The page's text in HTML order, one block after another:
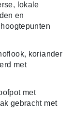
lokale
en
koriander
met
met
gebracht met